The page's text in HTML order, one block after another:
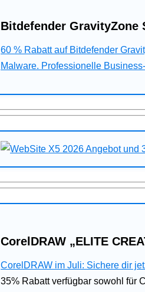
Bitdefender GravityZone
60 % Rabatt auf Bitdefender
Malware. Professionelle
CorelDRAW „ELITE
CorelDRAW im Juli: Sichere dir
35% Rabatt verfügbar sowohl für